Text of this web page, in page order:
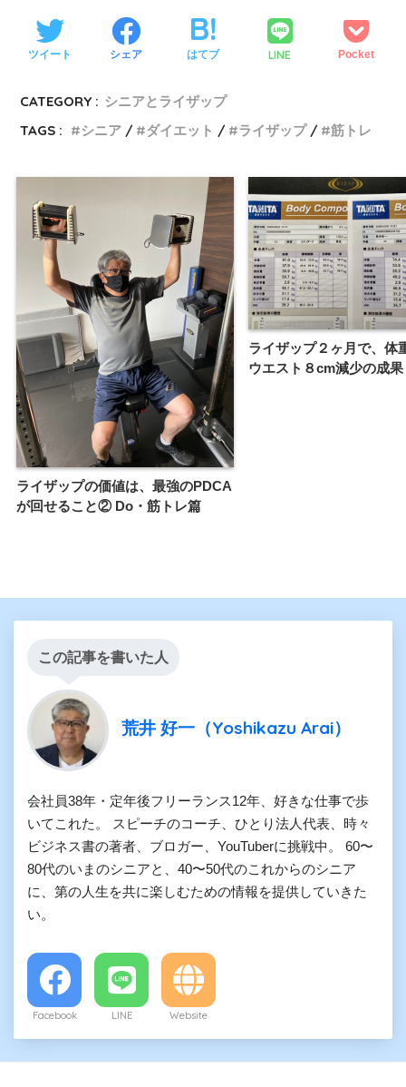
ツイート シェア はてブ LINE Pocket
CATEGORY : シニアとライザップ
TAGS :
シニア ダイエット ライザップ 筋トレ
ライザップの価値は、最強のPDCA
が回せること② Do・筋トレ篇
ライザップ２ヶ月で、体
ウエスト８cm減少の成果
この記事を書いた人
荒井 好一（Yoshikazu Arai）
会社員38年・定年後フリーランス12年、好きな仕事で歩
いてこれた。 スピーチのコーチ、ひとり法人代表、時々
ビジネス書の著者、ブロガー、YouTuberに挑戦中。 60〜
80代のいまのシニアと、40〜50代のこれからのシニア
に、第の人生を共に楽しむための情報を提供していきた
い。
Facebook LINE Website